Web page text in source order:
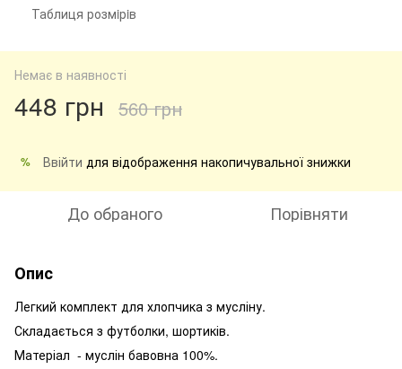
Таблиця розмiрiв
Немає в наявності
448 грн 560 грн
% Ввійти для відображення накопичувальної знижки
До обраного Порівняти
Опис
Легкий комплект для хлопчика з мусліну.
Складається з футболки, шортиків.
Матеріал - муслін бавовна 100%.